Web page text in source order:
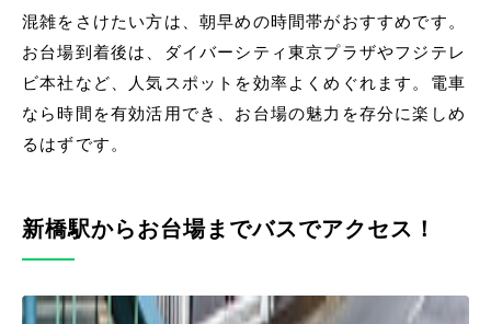
混雑をさけたい方は、朝早めの時間帯がおすすめです。
お台場到着後は、ダイバーシティ東京プラザやフジテレ
ビ本社など、人気スポットを効率よくめぐれます。電車
なら時間を有効活用でき、お台場の魅力を存分に楽しめ
るはずです。
新橋駅からお台場までバスでアクセス！